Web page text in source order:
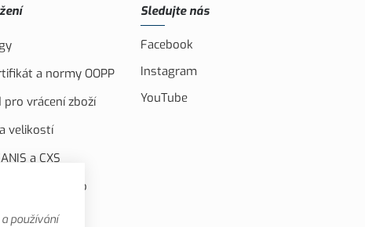
a normy OOPP
pro vrácení zboží
velikostí
a CXS
Sledujte nás
Facebook
Instagram
YouTube
používání